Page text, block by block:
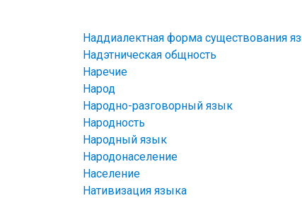
Наддиалектная форма существования
Надэтническая общность
Наречие
Народ
Народно-разговорный язык
Народность
Народный язык
Народонаселение
Население
Нативизация языка